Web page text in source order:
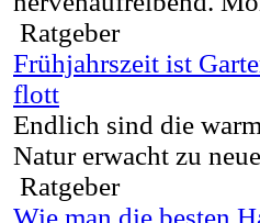
Ratgeber
Frühjahrszeit ist
flott
Endlich sind die
Natur erwacht zu
Ratgeber